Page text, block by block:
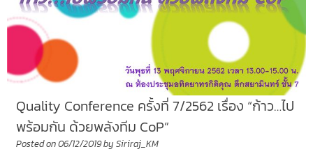
Quality Conference ครั้งที่ 7/2562 เรื่อง “ก้าว…ไป
พร้อมกัน ด้วยพลังทีม CoP”
Posted on06/12/2019by Siriraj_KM